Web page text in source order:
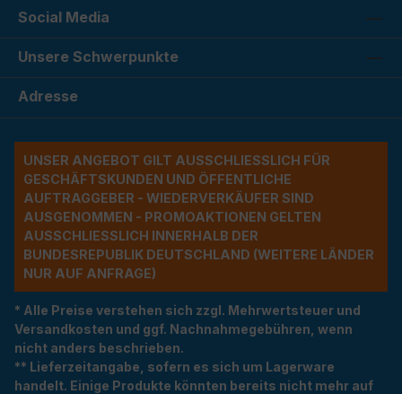
Social Media
Unsere Schwerpunkte
Adresse
UNSER ANGEBOT GILT AUSSCHLIESSLICH FÜR G
ESCHÄFTSKUNDEN UND ÖFFENTLICHE A
UFTRAGGEBER - WIEDERVERKÄUFER SIND A
USGENOMMEN - PROMOAKTIONEN GELTEN A
USSCHLIESSLICH INNERHALB DER BU
NDESREPUBLIK DEUTSCHLAND (WEITERE LÄNDER NU
R AUF ANFRAGE)
* Alle Preise verstehen sich zzgl. Mehrwertsteuer und
Versandkosten und ggf. Nachnahmegebühren, wenn
nicht anders beschrieben.
** Lieferzeitangabe, sofern es sich um Lagerware
handelt. Einige Produkte könnten bereits nicht mehr auf